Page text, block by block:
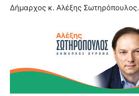
Δήμαρχος κ. Αλέξης Σωτηρόπουλος.